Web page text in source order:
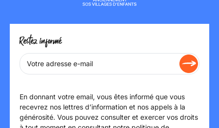
Restez informé
En donnant votre email, vous êtes informé que vous
recevrez nos lettres d’information et nos appels à la
générosité. Vous pouvez consulter et exercer vos droits